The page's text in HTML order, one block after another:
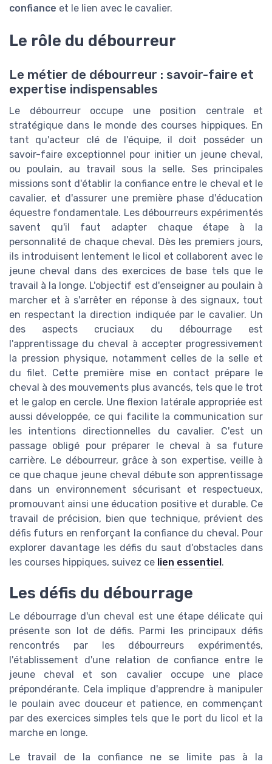
confiance et le lien avec le cavalier.
Le rôle du débourreur
Le métier de débourreur : savoir-faire et
expertise indispensables
Le débourreur occupe une position centrale et
stratégique dans le monde des courses hippiques. En
tant qu'acteur clé de l'équipe, il doit posséder un
savoir-faire exceptionnel pour initier un jeune cheval,
ou poulain, au travail sous la selle. Ses principales
missions sont d'établir la confiance entre le cheval et le
cavalier, et d'assurer une première phase d'éducation
équestre fondamentale. Les débourreurs expérimentés
savent qu'il faut adapter chaque étape à la
personnalité de chaque cheval. Dès les premiers jours,
ils introduisent lentement le licol et collaborent avec le
jeune cheval dans des exercices de base tels que le
travail à la longe. L'objectif est d'enseigner au poulain à
marcher et à s'arrêter en réponse à des signaux, tout
en respectant la direction indiquée par le cavalier. Un
des aspects cruciaux du débourrage est
l'apprentissage du cheval à accepter progressivement
la pression physique, notamment celles de la selle et
du filet. Cette première mise en contact prépare le
cheval à des mouvements plus avancés, tels que le trot
et le galop en cercle. Une flexion latérale appropriée est
aussi développée, ce qui facilite la communication sur
les intentions directionnelles du cavalier. C'est un
passage obligé pour préparer le cheval à sa future
carrière. Le débourreur, grâce à son expertise, veille à
ce que chaque jeune cheval débute son apprentissage
dans un environnement sécurisant et respectueux,
promouvant ainsi une éducation positive et durable. Ce
travail de précision, bien que technique, prévient des
défis futurs en renforçant la confiance du cheval. Pour
explorer davantage les défis du saut d'obstacles dans
les courses hippiques, suivez ce lien essentiel .
Les défis du débourrage
Le débourrage d'un cheval est une étape délicate qui
présente son lot de défis. Parmi les principaux défis
rencontrés par les débourreurs expérimentés,
l'établissement d'une relation de confiance entre le
jeune cheval et son cavalier occupe une place
prépondérante. Cela implique d'apprendre à manipuler
le poulain avec douceur et patience, en commençant
par des exercices simples tels que le port du licol et la
marche en longe.
Le travail de la confiance ne se limite pas à la